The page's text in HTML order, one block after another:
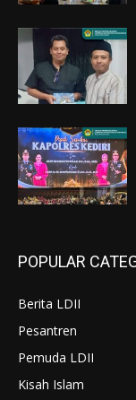
POPULAR
Berita LDII
Pesantren
Pemuda LDII
Kisah Islam